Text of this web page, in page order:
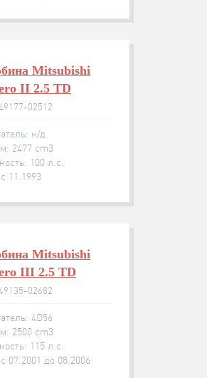
Mitsubishi
II 2.5 TD
02512
н/д
2477 cm3
100 л.с.
11.1993
Mitsubishi
III 2.5 TD
02682
4D56
2500 cm3
115 л.с.
07.2001 до 08.2006